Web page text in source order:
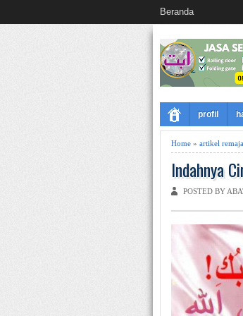
Beranda
profil
Home » artikel remaja
Indahnya
POSTED BY